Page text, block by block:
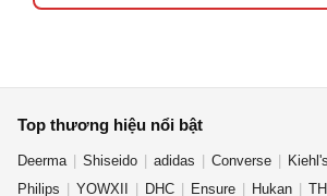
Top thương hiệu nổi bật
Deerma Shiseido adidas Converse Kiehl's
Philips
YOWXII DHC Ensure Hukan